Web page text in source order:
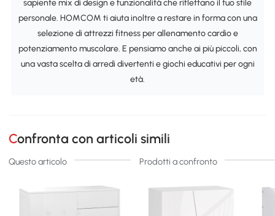
sapiente mix di design e funzionalità che riflettano il tuo stile
personale. HOMCOM ti aiuta inoltre a restare in forma con una
selezione di attrezzi fitness per allenamento cardio e
potenziamento muscolare. E pensiamo anche ai più piccoli, con
una vasta scelta di arredi divertenti e giochi educativi per ogni
età.
Confronta con articoli simili
Questo articolo Prodotti a confronto